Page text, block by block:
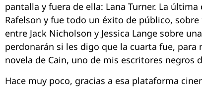
pantalla y fuera de ella: Lana Turner. La
Rafelson y fue todo un éxito de público,
entre Jack Nicholson y Jessica Lange sobre
perdonarán si les digo que la cuarta fue, para
novela de Cain, uno de mis escritores negros
Hace muy poco, gracias a esa plataforma